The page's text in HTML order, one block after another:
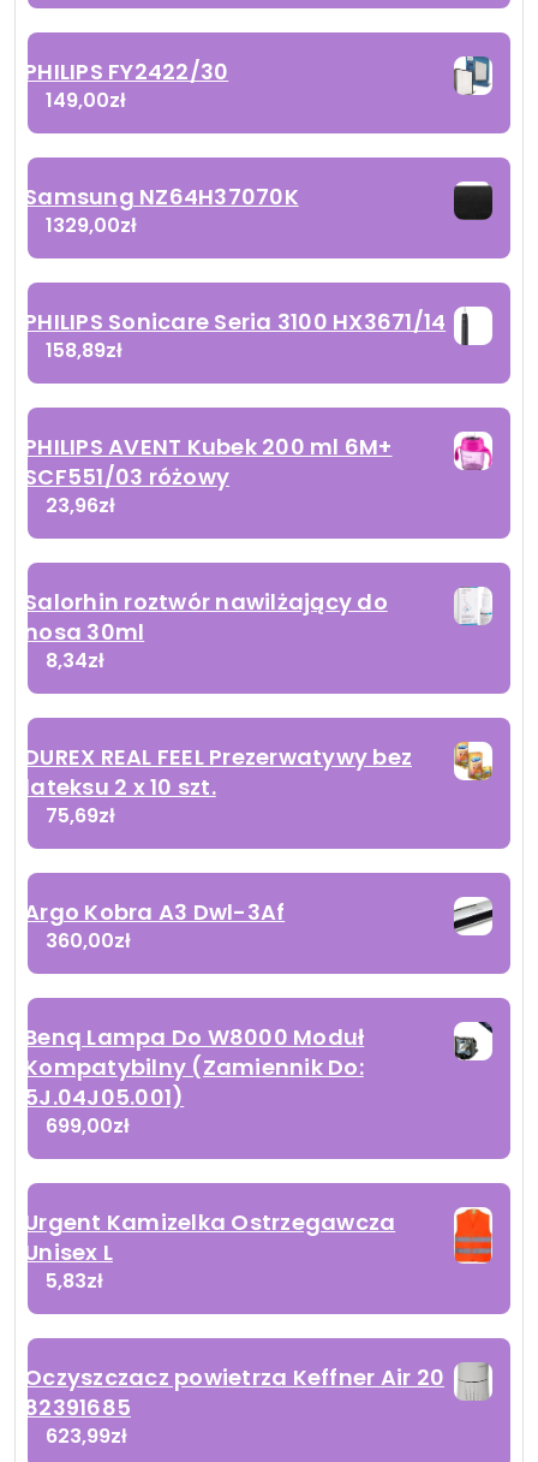
PHILIPS FY2422/30
149,00zł
Samsung NZ64H37070K
1329,00zł
PHILIPS Sonicare Seria 3100 HX3671/14
158,89zł
PHILIPS AVENT Kubek 200 ml 6M+
SCF551/03 różowy
23,96zł
Salorhin roztwór nawilżający do
nosa 30ml
8,34zł
DUREX REAL FEEL Prezerwatywy bez
lateksu 2 x 10 szt.
75,69zł
Argo Kobra A3 Dwl-3Af
360,00zł
Benq Lampa Do W8000 Moduł
Kompatybilny (Zamiennik Do:
5J.04J05.001)
699,00zł
Urgent Kamizelka Ostrzegawcza
Unisex L
5,83zł
Oczyszczacz powietrza Keffner Air 20
82391685
623,99zł